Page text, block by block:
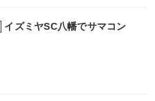
イズミヤSC八幡でサマコン